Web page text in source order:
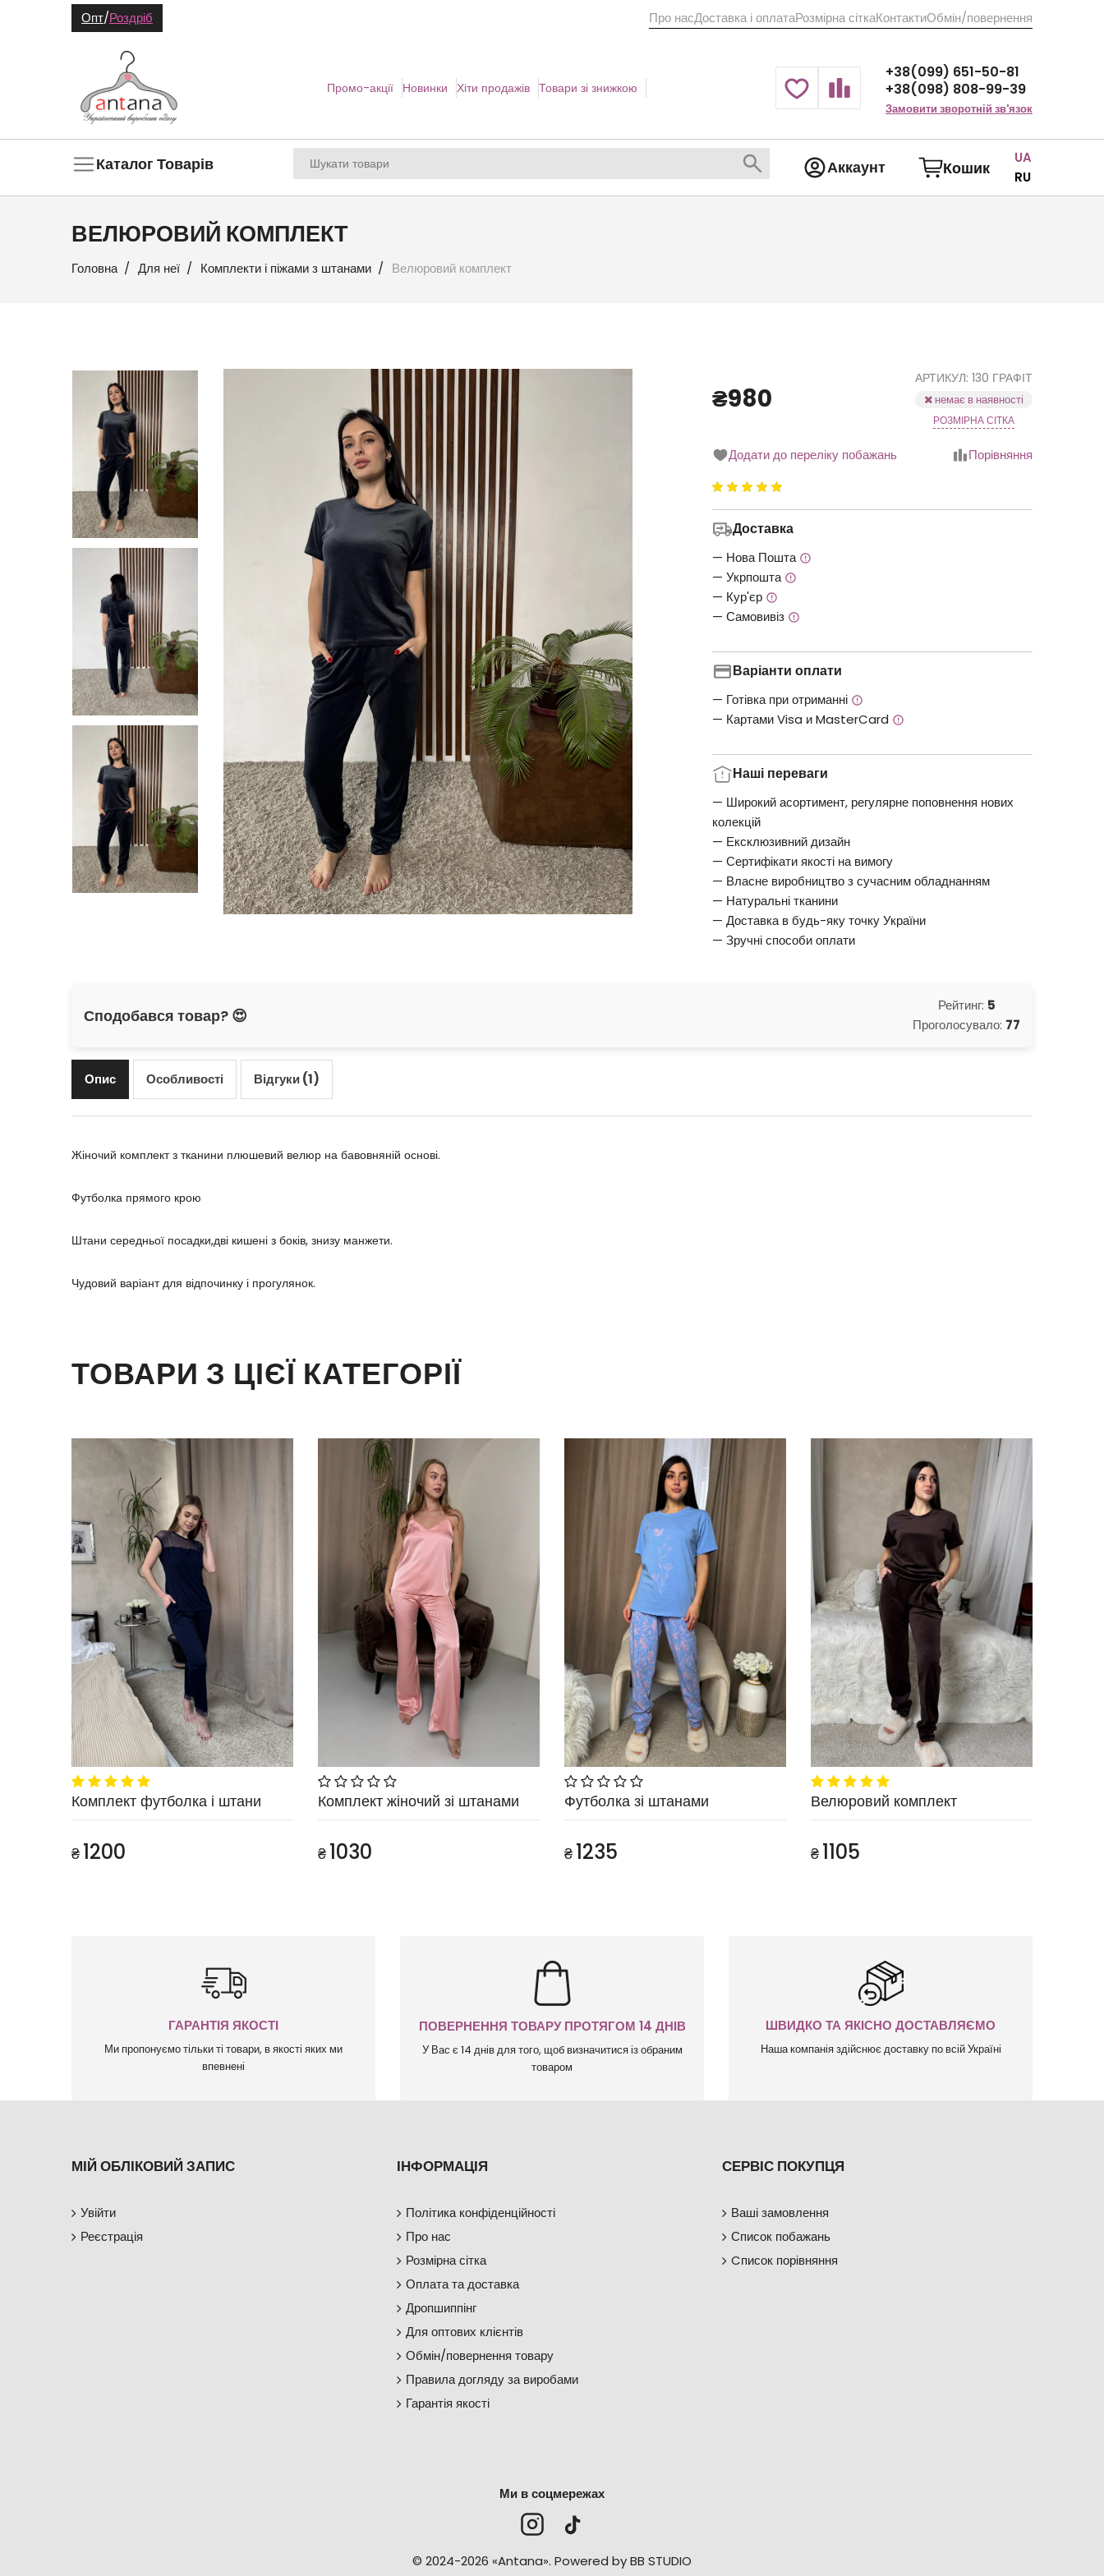
Опт/Роздріб Про насДоставка і оплатаРозмірна сіткаКонтактиОбмін/повернення
Промо-акції Новинки Хіти продажів Товари зі знижкою
+38(099) 651-50-81
+38(098) 808-99-39
Замовити зворотній зв'язок
Каталог Товарів Аккаунт Кошик
UA
RU
ВЕЛЮРОВИЙ КОМПЛЕКТ
Головна Для неї Комплекти і піжами з штанами Велюровий комплект
₴980
АРТИКУЛ: 130 ГРАФІТ
немає в наявності
РОЗМІРНА СІТКА
Додати до переліку побажань Порівняння
5.00
5
Доставка
— Нова Пошта
— Укрпошта
— Кур'єр
— Самовивіз
Варіанти оплати
— Готівка при отриманні
— Картами Visa и MasterCard
Наші переваги
— Широкий асортимент, регулярне поповнення нових
колекцій
— Ексклюзивний дизайн
— Сертифікати якості на вимогу
— Власне виробництво з сучасним обладнанням
— Натуральні тканини
— Доставка в будь-яку точку України
— Зручні способи оплати
Сподобався товар? 😍 Рейтинг: 5
Проголосувало: 77
Опис Особливості Відгуки (1)
Жіночий комплект з тканини плюшевий велюр на бавовняній основі.
Футболка прямого крою
Штани середньої посадки,дві кишені з боків, знизу манжети.
Чудовий варіант для відпочинку і прогулянок.
ТОВАРИ З ЦІЄЇ КАТЕГОРІЇ
Комплект футболка і штани
₴ 1200
Комплект жіночий зі штанами
₴ 1030
Футболка зі штанами
₴ 1235
Велюровий комплект
₴ 1105
ГАРАНТІЯ ЯКОСТІ
Ми пропонуємо тільки ті товари, в якості яких ми
впевнені
ПОВЕРНЕННЯ ТОВАРУ ПРОТЯГОМ 14 ДНІВ
У Вас є 14 днів для того, щоб визначитися із обраним
товаром
ШВИДКО ТА ЯКІСНО ДОСТАВЛЯЄМО
Наша компанія здійснює доставку по всій Україні
МІЙ ОБЛІКОВИЙ ЗАПИС
Увійти
Реєстрація
ІНФОРМАЦІЯ
Політика конфіденційності
Про нас
Розмірна сітка
Оплата та доставка
Дропшиппінг
Для оптових клієнтів
Обмін/повернення товару
Правила догляду за виробами
Гарантія якості
СЕРВІС ПОКУПЦЯ
Ваші замовлення
Список побажань
Cписок порівняння
Ми в соцмережах
© 2024-2026 «Antana». Powered by BB STUDIO